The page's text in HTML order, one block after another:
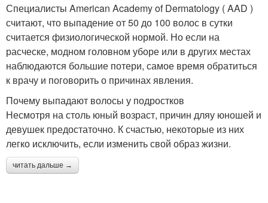
Специалисты American Academy of Dermatology ( AAD )
считают, что выпадение от 50 до 100 волос в сутки
считается физиологической нормой. Но если на
расческе, модном головном уборе или в других местах
наблюдаются большие потери, самое время обратиться
к врачу и поговорить о причинах явления.
Почему выпадают волосы у подростков
Несмотря на столь юный возраст, причин дляу юношей и
девушек предостаточно. К счастью, некоторые из них
легко исключить, если изменить свой образ жизни.
читать дальше →